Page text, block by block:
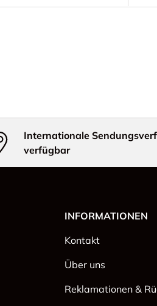
Internationale
verfügbar
INFORMATIONEN
Kontakt
Über uns
Reklamationen &